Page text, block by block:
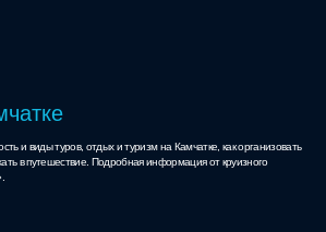
и виды туров, отдых и туризм на Камчатке, как организовать
в путешествие. Подробная информация от круизного